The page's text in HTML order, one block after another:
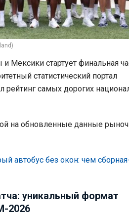
Мексики стартует финальная
статистический портал
рейтинг самых дорогих
на обновленные данные
автобус без окон: чем
уникальный формат
2026